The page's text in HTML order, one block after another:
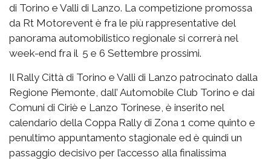
di Torino e Valli di Lanzo. La competizione promossa
da Rt Motorevent è fra le più rappresentative del
panorama automobilistico regionale si correrà nel
week-end fra il 5 e 6 Settembre prossimi.
Il Rally Città di Torino e Valli di Lanzo patrocinato dalla
Regione Piemonte, dall’ Automobile Club Torino e dai
Comuni di Ciriè e Lanzo Torinese, è inserito nel
calendario della Coppa Rally di Zona 1 come quinto e
penultimo appuntamento stagionale ed è quindi un
passaggio decisivo per l’accesso alla finalissima